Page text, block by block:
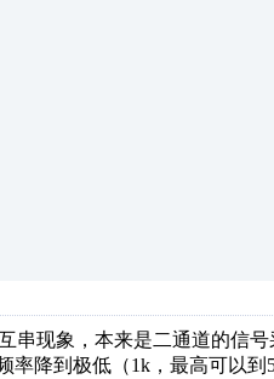
串现象，本来是二通道的信
降到极低（1k，最高可以